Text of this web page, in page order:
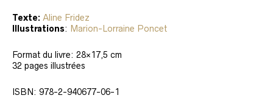
Texte: Aline Fridez
Illustrations: Marion-Lorraine Poncet
Format du livre: 28×17,5 cm
32 pages illustrées
ISBN: 978-2-940677-06-1